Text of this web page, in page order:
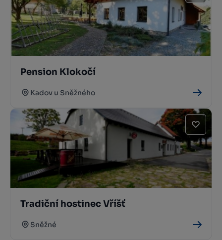
Pension Klokočí
Kadov u Sněžného
Tradiční hostinec Vříšť
Sněžné